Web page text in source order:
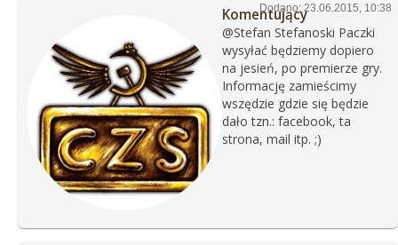
Dodano: 23.06.2015, 10:38
Komentujący
@Stefan Stefanoski Paczki
wysyłać będziemy dopiero
na jesień, po premierze gry.
Informację zamieścimy
wszędzie gdzie się będzie
dało tzn.: facebook, ta
strona, mail itp. ;)